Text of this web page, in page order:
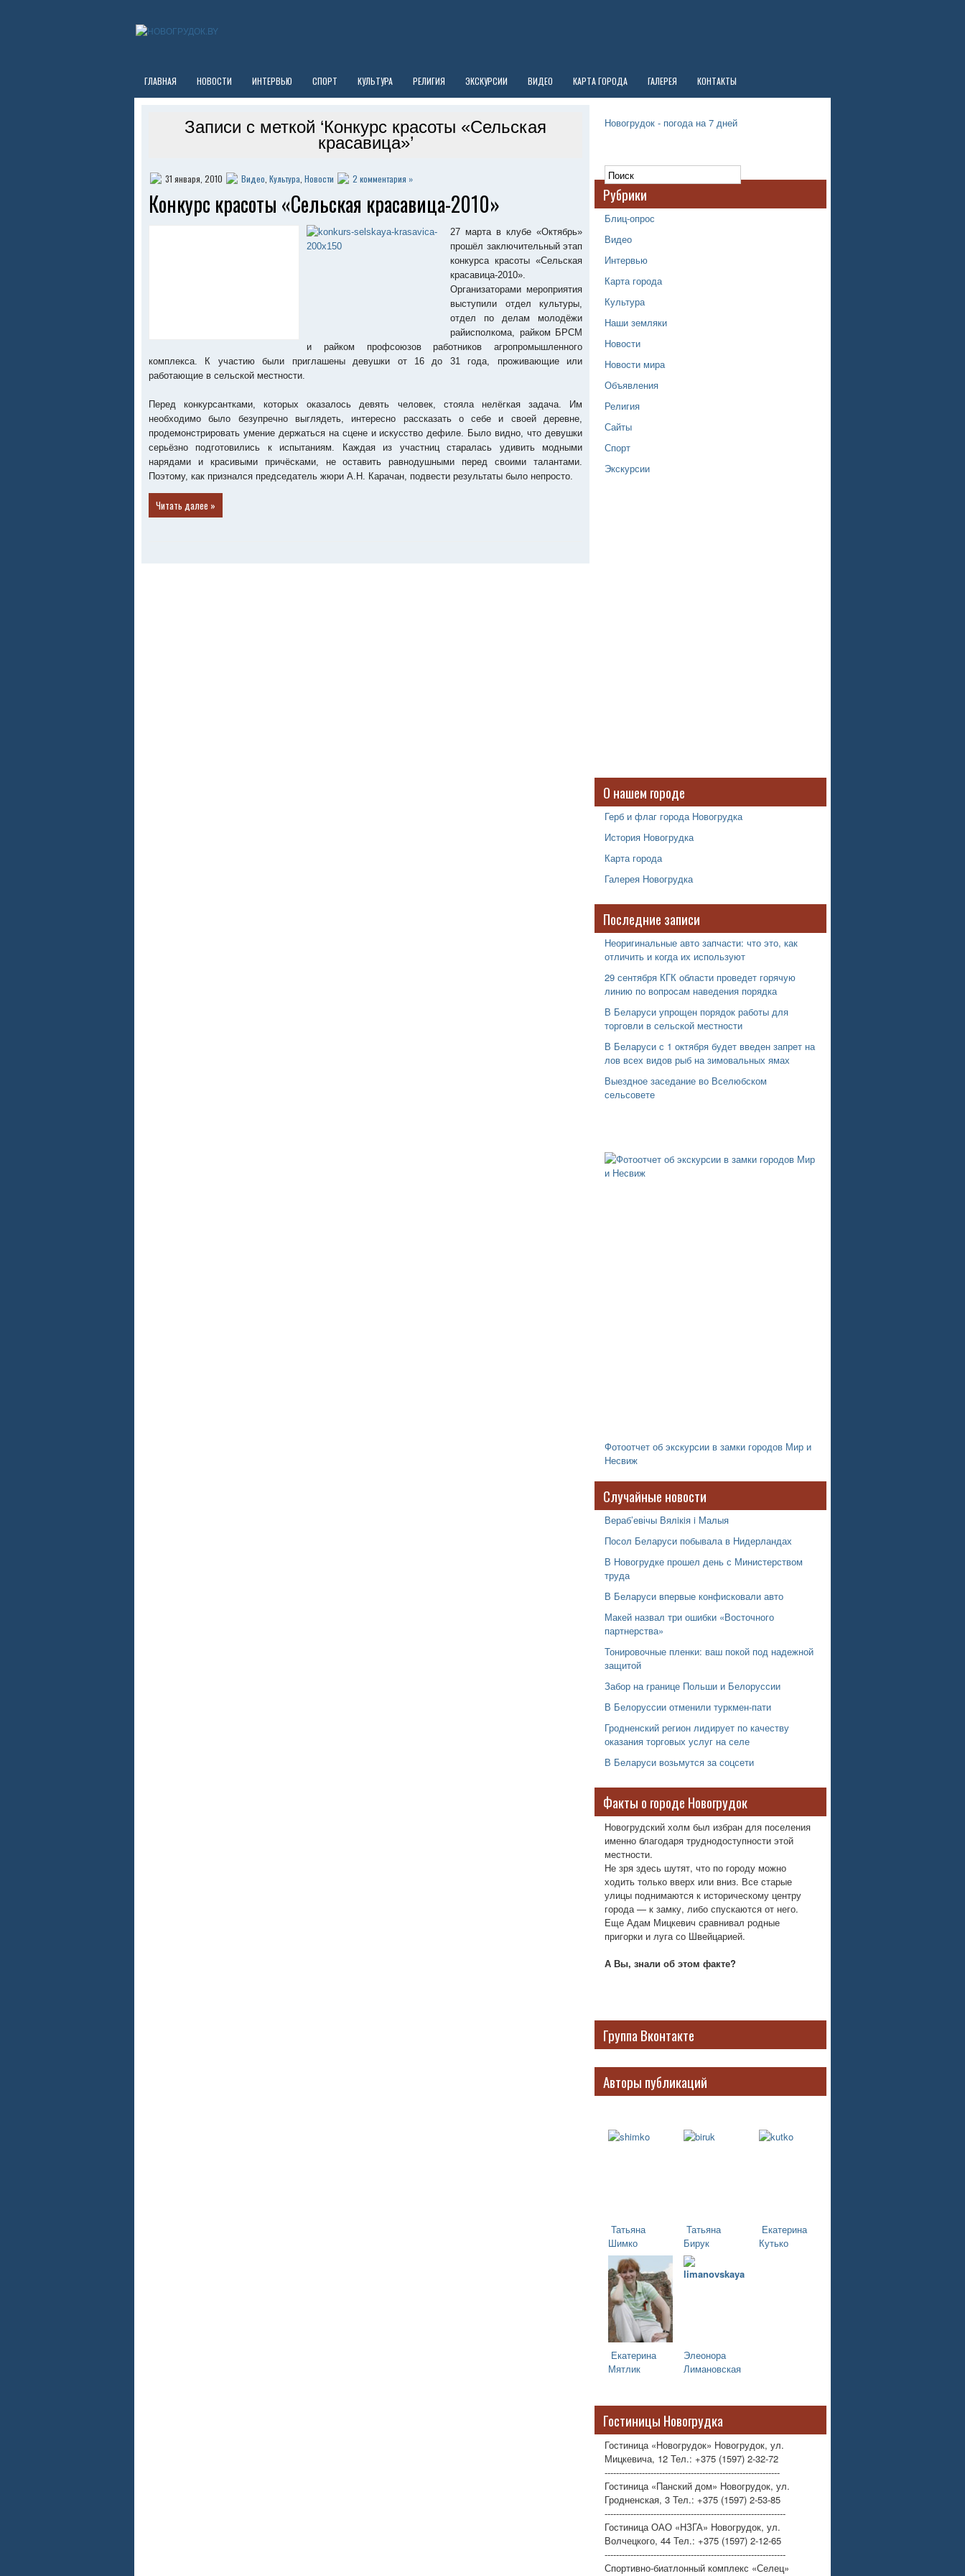
ГЛАВНАЯ НОВОСТИ ИНТЕРВЬЮ СПОРТ КУЛЬТУРА РЕЛИГИЯ ЭКСКУРСИИ ВИДЕО КАРТА ГОРОДА ГАЛЕРЕЯ КОНТАКТЫ
Записи с меткой ‘Конкурс красоты «Сельская
красавица»’
31 января, 2010 Видео Культура Новости 2 комментария »
Конкурс красоты «Сельская красавица-2010»
27 марта в клубе «Октябрь»
прошёл заключительный этап
конкурса красоты «Сельская
красавица-2010».
Организаторами мероприятия
выступили отдел культуры,
отдел по делам молодёжи
райисполкома, райком БРСМ
и райком профсоюзов работников агропромышленного
комплекса. К участию были приглашены девушки от 16 до 31 года, проживающие или
работающие в сельской местности.
Перед конкурсантками, которых оказалось девять человек, стояла нелёгкая задача. Им
необходимо было безупречно выглядеть, интересно рассказать о себе и своей деревне,
продемонстрировать умение держаться на сцене и искусство дефиле. Было видно, что девушки
серьёзно подготовились к испытаниям. Каждая из участниц старалась удивить модными
нарядами и красивыми причёсками, не оставить равнодушными перед своими талантами.
Поэтому, как признался председатель жюри А.Н. Карачан, подвести результаты было непросто.
Читать далее »
Новогрудок - погода на 7 дней
Рубрики
Блиц-опрос
Видео
Интервью
Карта города
Культура
Наши земляки
Новости
Новости мира
Объявления
Религия
Сайты
Спорт
Экскурсии
О нашем городе
Герб и флаг города Новогрудка
История Новогрудка
Карта города
Галерея Новогрудка
Последние записи
Неоригинальные авто запчасти: что это, как
отличить и когда их используют
29 сентября КГК области проведет горячую
линию по вопросам наведения порядка
В Беларуси упрощен порядок работы для
торговли в сельской местности
В Беларуси с 1 октября будет введен запрет на
лов всех видов рыб на зимовальных ямах
Выездное заседание во Вселюбском
сельсовете
Фотоотчет об экскурсии в замки городов Мир и
Несвиж
Случайные новости
Вераб’евічы Вялiкiя i Малыя
Посол Беларуси побывала в Нидерландах
В Новогрудке прошел день с Министерством
труда
В Беларуси впервые конфисковали авто
Макей назвал три ошибки «Восточного
партнерства»
Тонировочные пленки: ваш покой под надежной
защитой
Забор на границе Польши и Белоруссии
В Белоруссии отменили туркмен-пати
Гродненский регион лидирует по качеству
оказания торговых услуг на селе
В Беларуси возьмутся за соцсети
Факты о городе Новогрудок
Новогрудский холм был избран для поселения
именно благодаря труднодоступности этой
местности.
Не зря здесь шутят, что по городу можно
ходить только вверх или вниз. Все старые
улицы поднимаются к историческому центру
города — к замку, либо спускаются от него.
Еще Адам Мицкевич сравнивал родные
пригорки и луга со Швейцарией.
А Вы, знали об этом факте?
Группа Вконтакте
Авторы публикаций
Татьяна
Шимко
Татьяна
Бирук
Екатерина
Кутько
Екатерина
Мятлик
Элеонора
Лимановская
Гостиницы Новогрудка
Гостиница «Новогрудок» Новогрудок, ул.
Мицкевича, 12 Тел.: +375 (1597) 2-32-72
-------------------------------------------------------------
Гостиница «Панский дом» Новогрудок, ул.
Гродненская, 3 Тел.: +375 (1597) 2-53-85
---------------------------------------------------------------
Гостиница ОАО «НЗГА» Новогрудок, ул.
Волчецкого, 44 Тел.: +375 (1597) 2-12-65
---------------------------------------------------------------
Спортивно-биатлонный комплекс «Селец»